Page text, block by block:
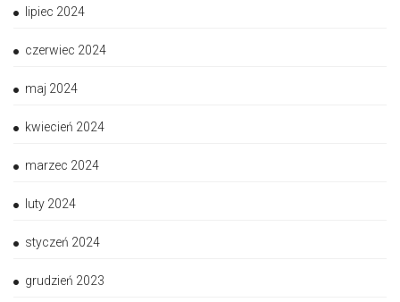
lipiec 2024
czerwiec 2024
maj 2024
kwiecień 2024
marzec 2024
luty 2024
styczeń 2024
grudzień 2023